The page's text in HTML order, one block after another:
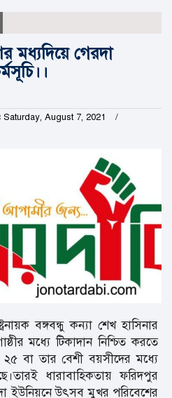
মধ্যদিয়ে গেরদা
Saturday, August 7, 2021
বঙ্গবন্ধু কন্যা শেখ হাসিনার
মধ্যে টিকাদান নিশ্চিত করতে
বা তার বেশী বয়সীদের মধ্যে
ধারাবাহিকতায় ফরিদপুর
ইউনিয়নে উৎসব মুখর পরিবেশের